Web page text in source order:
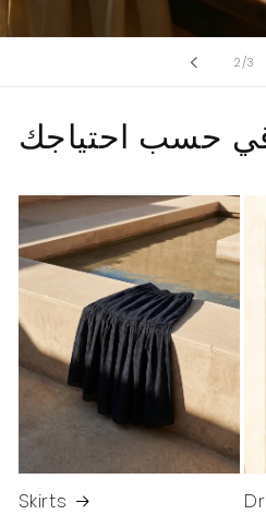
2/of
3
حسب احتياجك
Skirts